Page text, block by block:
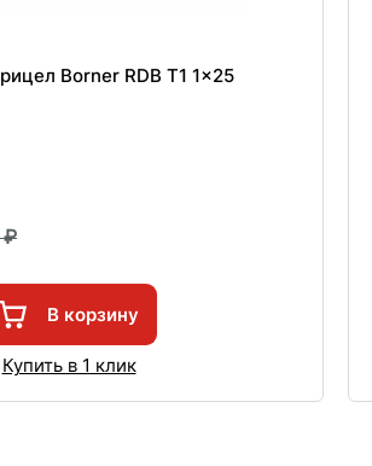
Borner RDB T1 1x25
В корзину
Купить в 1 клик